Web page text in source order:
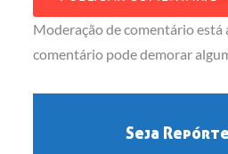
Moderação de comentário está
comentário pode demorar
Seja